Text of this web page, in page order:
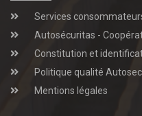
Services
Autosécuritas -
Constitution et
Politique qualité
Mentions légales